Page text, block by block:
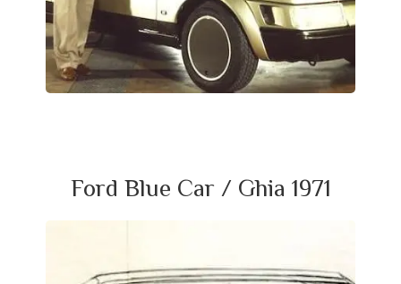
Ford Blue Car / Ghia 1971